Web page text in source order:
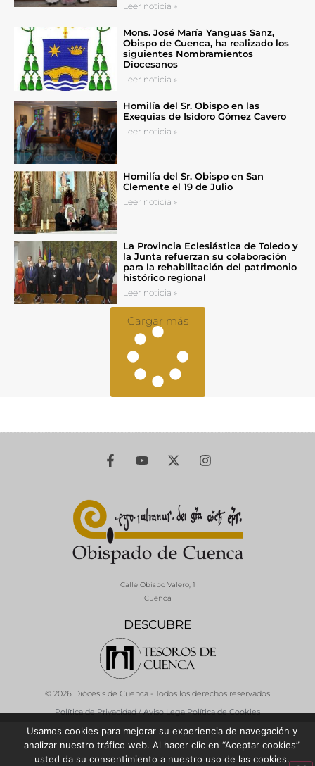
Leer noticia »
Mons. José María Yanguas Sanz,
Obispo de Cuenca, ha realizado los
siguientes Nombramientos
Diocesanos
Leer noticia »
Homilía del Sr. Obispo en las
Exequias de Isidoro Gómez Cavero
Leer noticia »
Homilía del Sr. Obispo en San
Clemente el 19 de Julio
Leer noticia »
La Provincia Eclesiástica de Toledo y
la Junta refuerzan su colaboración
para la rehabilitación del patrimonio
histórico regional
Leer noticia »
Cargar más
DESCUBRE
Calle Obispo Valero, 1
Cuenca
© 2026 Diócesis de Cuenca - Todos los derechos reservados
Política de Privacidad / Aviso LegalPolítica de Cookies
Usamos cookies para mejorar su experiencia de navegación y
analizar nuestro tráfico web. Al hacer clic en “Aceptar cookies”
usted da su consentimiento a nuestro uso de las cookies.